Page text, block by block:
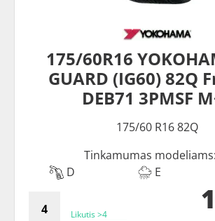
175/60R16
GUARD (IG60) 82Q
DEB71 3PMSF
175/60 R16 82Q
Tinkamumas modeliams:
D
E
Likutis >4